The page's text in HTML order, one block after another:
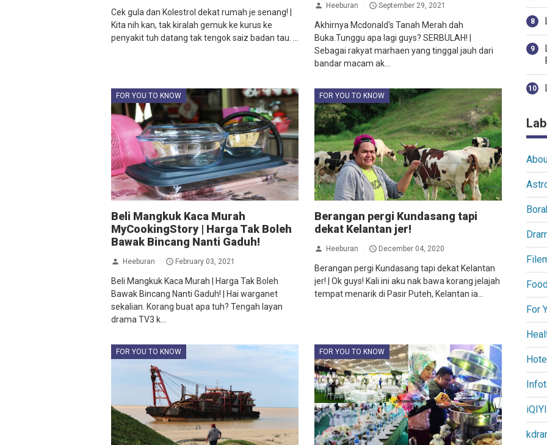
Cek gula dan Kolestrol dekat rumah je senang! |
Kita nih kan, tak kiralah gemuk ke kurus ke
penyakit tuh datang tak tengok saiz badan tau. ...
Heeburan September 29, 2021
Akhirnya Mcdonald's Tanah Merah dah
Buka.Tunggu apa lagi guys? SERBULAH! |
Sebagai rakyat marhaen yang tinggal jauh dari
bandar macam ak...
FOR YOU TO KNOW
Beli Mangkuk Kaca Murah
MyCookingStory | Harga Tak Boleh
Bawak Bincang Nanti Gaduh!
Heeburan February 03, 2021
Beli Mangkuk Kaca Murah | Harga Tak Boleh
Bawak Bincang Nanti Gaduh! | Hai warganet
sekalian. Korang buat apa tuh? Tengah layan
drama TV3 k...
FOR YOU TO KNOW
Berangan pergi Kundasang tapi
dekat Kelantan jer!
Heeburan December 04, 2020
Berangan pergi Kundasang tapi dekat Kelantan
jer! | Ok guys! Kali ini aku nak bawa korang jelajah
tempat menarik di Pasir Puteh, Kelantan ia...
FOR YOU TO KNOW FOR YOU TO KNOW
For
iQIYI